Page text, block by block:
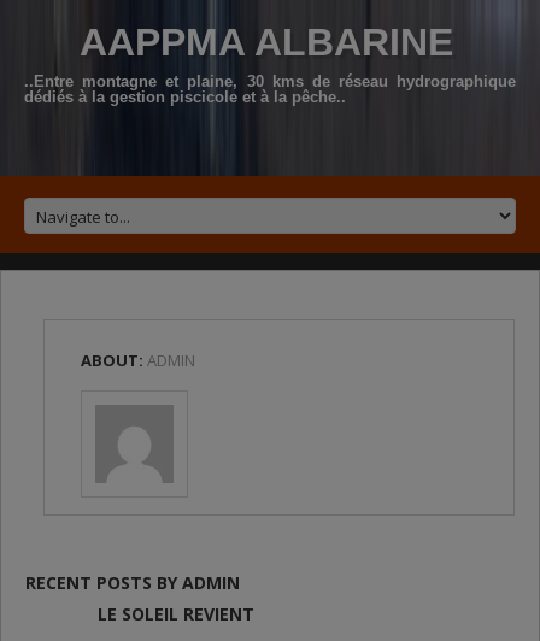
AAPPMA ALBARINE
..Entre montagne et plaine, 30 kms de réseau hydrographique
dédiés à la gestion piscicole et à la pêche..
ABOUT: ADMIN
RECENT POSTS BY ADMIN
LE SOLEIL REVIENT